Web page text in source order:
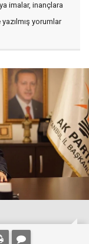
imalar, inançlara
yorumlar